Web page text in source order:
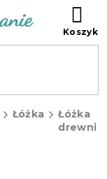
Łóżka
Łóżka